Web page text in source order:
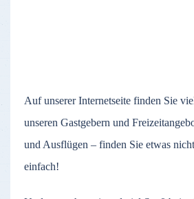
Auf unserer Internetseite finden Sie
unseren Gastgebern und
und Ausflügen – finden Sie etwas
einfach!